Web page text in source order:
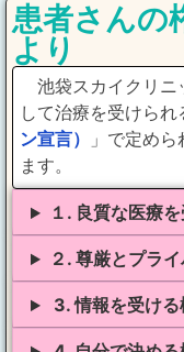
患者さんの
より
池袋スカイクリニ
して治療を受けられ
ン宣言）
」で定め
ます。
１. 良質な医療
２. 尊厳とプラ
3. 情報を受ける